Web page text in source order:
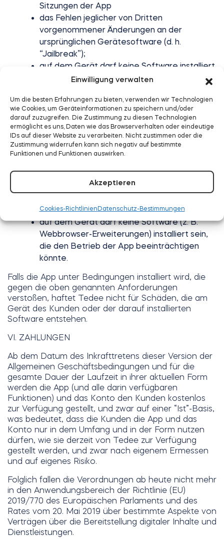
Einwilligung verwalten
Um die besten Erfahrungen zu bieten, verwenden wir Technologien
wie Cookies, um Geräteinformationen zu speichern und/oder
darauf zuzugreifen. Die Zustimmung zu diesen Technologien
ermöglicht es uns, Daten wie das Browserverhalten oder eindeutige
IDs auf dieser Website zu verarbeiten. Nicht zustimmen oder die
Zustimmung widerrufen kann sich negativ auf bestimmte
Funktionen und Funktionen auswirken.
Akzeptieren
Cookies-Richtlinien Datenschutz-Bestimmungen
Sitzungen der App
das Fehlen jeglicher von Dritten
vorgenommener Änderungen an der
ursprünglichen Gerätesoftware (d. h.
“Jailbreak”);
auf dem Gerät darf keine Software installiert
sein, die den Betrieb der App
Web-Gerät muss die folgenden Anforderungen
erfüllen:
Windows-, macOS- oder Linux-
Betriebssystem;
die neueste Version eines Webbrowsers, der
Google Chrome, Mozilla Firefox, Microsoft
Edge oder Safari);
Sitzungen der App;
auf dem Gerät darf keine Software (z. B.
Webbrowser-Erweiterungen) installiert sein,
die den Betrieb der App beeinträchtigen
könnte.
Falls die App unter Bedingungen installiert wird, die
gegen die oben genannten Anforderungen
verstoßen, haftet Tedee nicht für Schäden, die am
Gerät des Kunden oder der darauf installierten
Software entstehen.
VI. ZAHLUNGEN
Ab dem Datum des Inkrafttretens dieser Version der
Allgemeinen Geschäftsbedingungen und für die
gesamte Dauer der Laufzeit in ihrer aktuellen Form
werden die App (und alle darin verfügbaren
Funktionen) und das Konto den Kunden kostenlos
zur Verfügung gestellt, und zwar auf einer “Ist”-Basis,
was bedeutet, dass die Kunden die App und das
Konto nur in dem Umfang und in der Form nutzen
dürfen, wie sie derzeit von Tedee zur Verfügung
gestellt werden, und zwar nach eigenem Ermessen
und auf eigenes Risiko.
Folglich fallen die Verordnungen ab heute nicht mehr
in den Anwendungsbereich der Richtlinie (EU)
2019/770 des Europäischen Parlaments und des
Rates vom 20. Mai 2019 über bestimmte Aspekte von
Verträgen über die Bereitstellung digitaler Inhalte und
Dienstleistungen.